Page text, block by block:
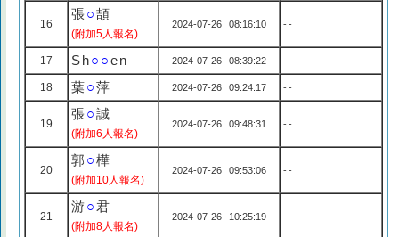
16
張○頡
(附加5人報名)
2024-07-26 08:16:10 --
17 Sh○○en 2024-07-26 08:39:22 --
18 葉○萍 2024-07-26 09:24:17 --
19
張○誠
(附加6人報名)
2024-07-26 09:48:31 --
20
郭 ○樺
(附加10人報名)
2024-07-26 09:53:06 --
21
游○君
(附加8人報名)
2024-07-26 10:25:19 --